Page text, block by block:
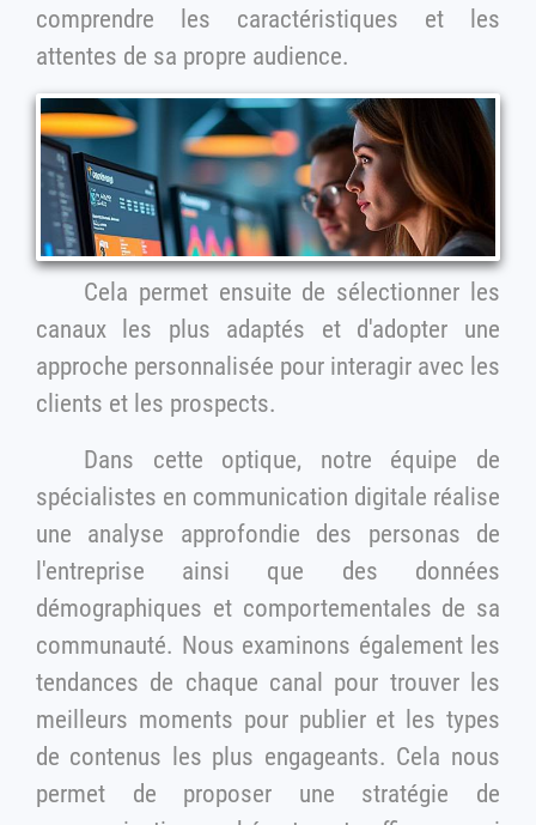
comprendre les caractéristiques et les
attentes de sa propre audience.
Cela permet ensuite de sélectionner les
canaux les plus adaptés et d'adopter une
approche personnalisée pour interagir avec les
clients et les prospects.
Dans cette optique, notre équipe de
spécialistes en communication digitale réalise
une analyse approfondie des personas de
l'entreprise ainsi que des données
démographiques et comportementales de sa
communauté. Nous examinons également les
tendances de chaque canal pour trouver les
meilleurs moments pour publier et les types
de contenus les plus engageants. Cela nous
permet de proposer une stratégie de